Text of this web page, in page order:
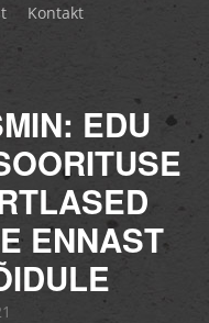
Kontakt
EDU
ENNAST